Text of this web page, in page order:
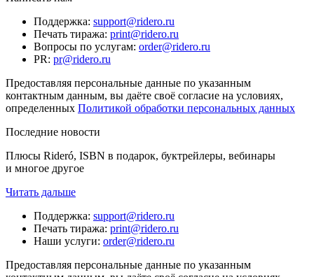
Поддержка: support@ridero.ru
Печать тиража: print@ridero.ru
Вопросы по услугам: order@ridero.ru
PR: pr@ridero.ru
Предоставляя персональные данные по указанным
контактным данным, вы даёте своё согласие на условиях,
определенных Политикой обработки персональных данных
Последние новости
Плюсы Rideró, ISBN в подарок, буктрейлеры, вебинары
и многое другое
Читать дальше
Поддержка: support@ridero.ru
Печать тиража: print@ridero.ru
Наши услуги: order@ridero.ru
Предоставляя персональные данные по указанным